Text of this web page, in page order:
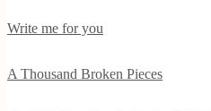
Write me for you
A Thousand Broken Pieces